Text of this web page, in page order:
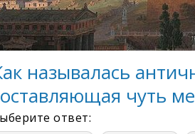
называлась
чуть
ответ: